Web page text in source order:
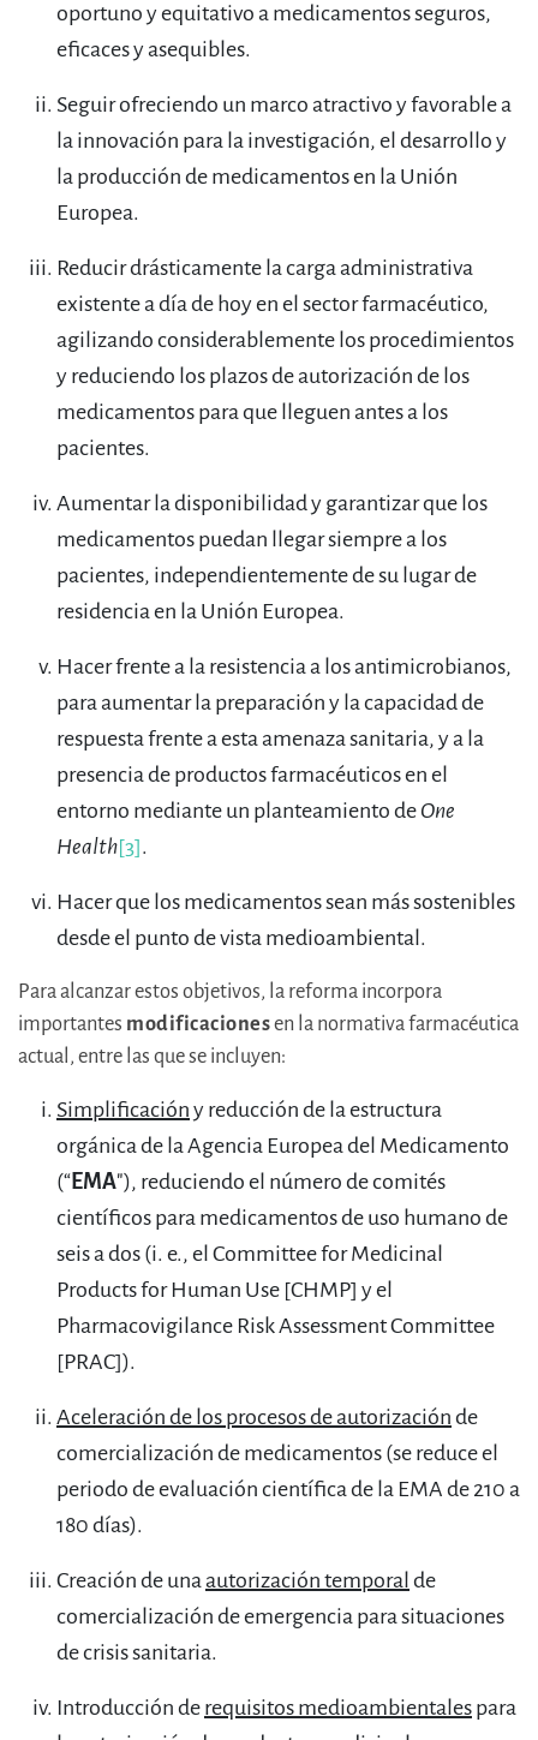
oportuno y equitativo a medicamentos seguros,
eficaces y asequibles.
Seguir ofreciendo un marco atractivo y favorable a
la innovación para la investigación, el desarrollo y
la producción de medicamentos en la Unión
Europea.
Reducir drásticamente la carga administrativa
existente a día de hoy en el sector farmacéutico,
agilizando considerablemente los procedimientos
y reduciendo los plazos de autorización de los
medicamentos para que lleguen antes a los
pacientes.
Aumentar la disponibilidad y garantizar que los
medicamentos puedan llegar siempre a los
pacientes, independientemente de su lugar de
residencia en la Unión Europea.
Hacer frente a la resistencia a los antimicrobianos,
para aumentar la preparación y la capacidad de
respuesta frente a esta amenaza sanitaria, y a la
presencia de productos farmacéuticos en el
entorno mediante un planteamiento de One
Health[3].
Hacer que los medicamentos sean más sostenibles
desde el punto de vista medioambiental.
Para alcanzar estos objetivos, la reforma incorpora
importantes modificacionesen la normativa farmacéutica
actual, entre las que se incluyen:
Simplificación y reducción de la estructura
orgánica de la Agencia Europea del Medicamento
(“EMA"), reduciendo el número de comités
científicos para medicamentos de uso humano de
seis a dos (i. e., el Committee for Medicinal
Products for Human Use [CHMP] y el
Pharmacovigilance Risk Assessment Committee
[PRAC]).
Aceleración de los procesos de autorización de
comercialización de medicamentos (se reduce el
periodo de evaluación científica de la EMA de 210 a
180 días).
Creación de unaautorización temporal de
comercialización de emergencia para situaciones
de crisis sanitaria.
Introducción de requisitos medioambientales para